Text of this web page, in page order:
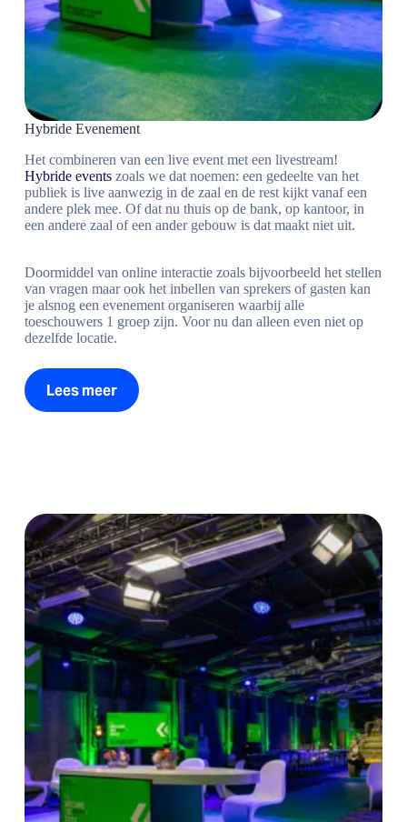
Hybride Evenement
Het combineren van een live event met een livestream!
Hybride eventszoals we dat noemen: een gedeelte van het
publiek is live aanwezig in de zaal en de rest kijkt vanaf een
andere plek mee. Of dat nu thuis op de bank, op kantoor, in
een andere zaal of een ander gebouw is dat maakt niet uit.
Doormiddel van online interactie zoals bijvoorbeeld het stellen
van vragen maar ook het inbellen van sprekers of gasten kan
je alsnog een evenement organiseren waarbij alle
toeschouwers 1 groep zijn. Voor nu dan alleen even niet op
dezelfde locatie.
Lees meer